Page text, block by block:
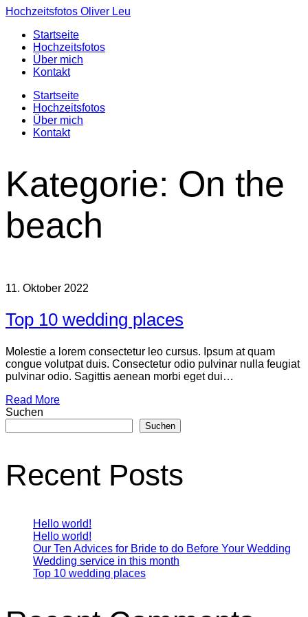
Hochzeitsfotos Oliver Leu
Startseite
Hochzeitsfotos
Über mich
Kontakt
Startseite
Hochzeitsfotos
Über mich
Kontakt
Kategorie: On the
beach
11. Oktober 2022
Top 10 wedding places
Molestie a lorem consectetur leo cursus. Ipsum at quam
congue volutpat duis. Consectetur odio pulvinar nulla feugiat
pulvinar odio. Sagittis aenean morbi eget dui…
Read More
Suchen
Suchen
Recent Posts
Hello world!
Hello world!
Our Ten Advices for Bride to do Before Your Wedding
Wedding service in this month
Top 10 wedding places